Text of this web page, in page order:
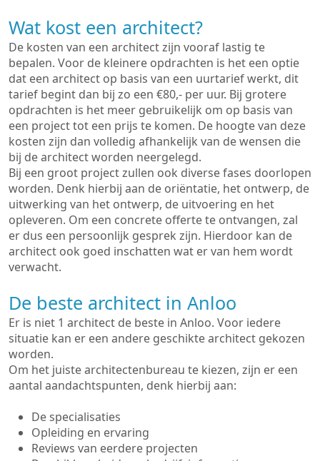
Wat kost een architect?
De kosten van een architect zijn vooraf lastig te
bepalen. Voor de kleinere opdrachten is het een optie
dat een architect op basis van een uurtarief werkt, dit
tarief begint dan bij zo een €80,- per uur. Bij grotere
opdrachten is het meer gebruikelijk om op basis van
een project tot een prijs te komen. De hoogte van deze
kosten zijn dan volledig afhankelijk van de wensen die
bij de architect worden neergelegd.
Bij een groot project zullen ook diverse fases doorlopen
worden. Denk hierbij aan de oriëntatie, het ontwerp, de
uitwerking van het ontwerp, de uitvoering en het
opleveren. Om een concrete offerte te ontvangen, zal
er dus een persoonlijk gesprek zijn. Hierdoor kan de
architect ook goed inschatten wat er van hem wordt
verwacht.
De beste architect in Anloo
Er is niet 1 architect de beste in Anloo. Voor iedere
situatie kan er een andere geschikte architect gekozen
worden.
Om het juiste architectenbureau te kiezen, zijn er een
aantal aandachtspunten, denk hierbij aan:
De specialisaties
Opleiding en ervaring
Reviews van eerdere projecten